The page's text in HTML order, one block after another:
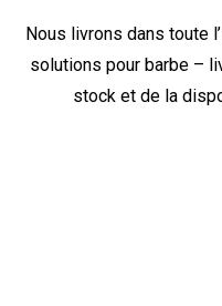
Nous livrons dans toute
solutions pour barbe –
stock et de la